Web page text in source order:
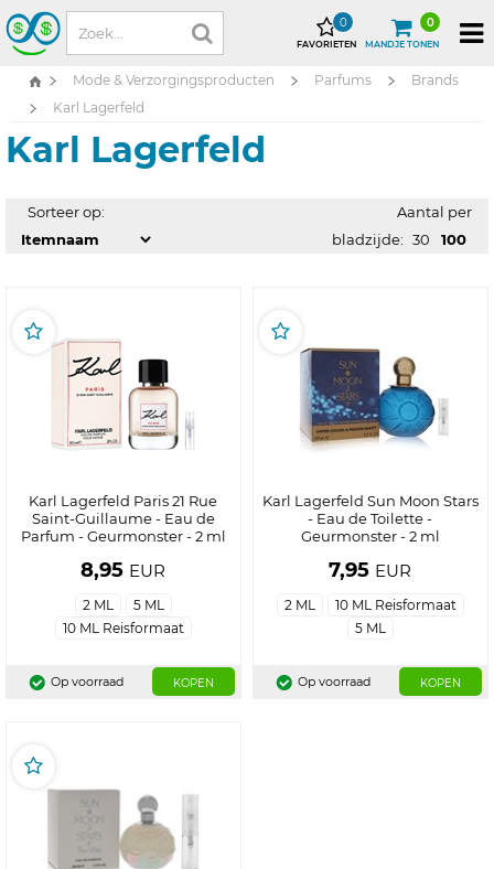
FAVORIETEN
0
MANDJE TONEN
0
Mode & Verzorgingsproducten Parfums
Brands
Karl Lagerfeld
Karl Lagerfeld
Sorteer op:
Aantal per
bladzijde: 30 100
Karl Lagerfeld Paris 21 Rue
Saint-Guillaume - Eau de
Parfum - Geurmonster - 2 ml
8,95 EUR
2 ML
5 ML
10 ML Reisformaat
Op voorraad KOPEN
Karl Lagerfeld Sun Moon Stars
- Eau de Toilette -
Geurmonster - 2 ml
7,95 EUR
2 ML
10 ML Reisformaat
5 ML
Op voorraad KOPEN